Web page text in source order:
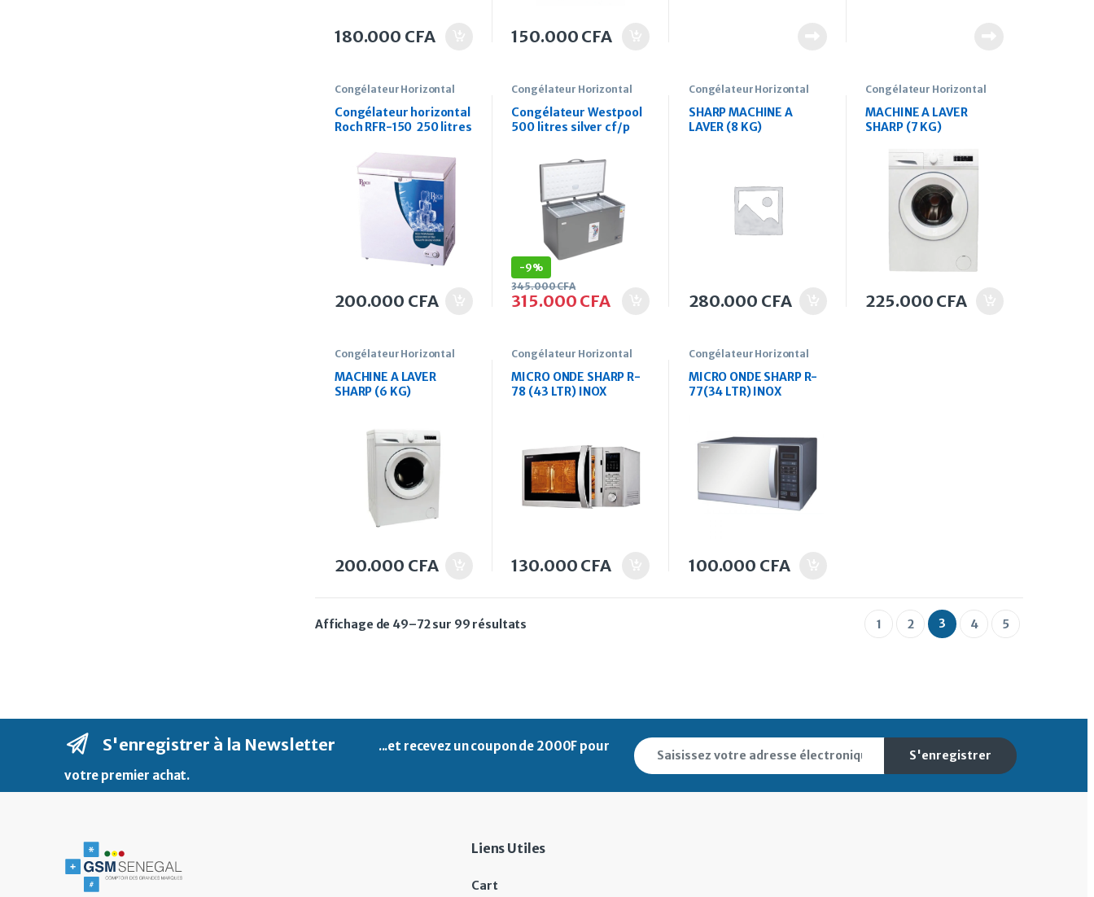
180.000 CFA 150.000 CFA
Congélateur Horizontal
Congélateur horizontal
Roch RFR-150 250 litres
200.000 CFA
Congélateur Horizontal
Congélateur Westpool
500 litres silver cf/p
-9%
315.000 CFA
345.000CFA
Congélateur Horizontal
SHARP MACHINE A
LAVER (8 KG)
280.000 CFA
Congélateur Horizontal
MACHINE A LAVER
SHARP (7 KG)
225.000 CFA
Congélateur Horizontal
MACHINE A LAVER
SHARP (6 KG)
200.000 CFA
Congélateur Horizontal
MICRO ONDE SHARP R-
78 (43 LTR) INOX
130.000 CFA
Congélateur Horizontal
MICRO ONDE SHARP R-
77(34 LTR) INOX
100.000 CFA
Affichage de 49–72 sur 99 résultats 1 2 3 4 5
S'enregistrer à la Newsletter ...et recevez uncoupon de 2000F pour
votre premier achat.
S'enregistrer
Liens Utiles
Cart